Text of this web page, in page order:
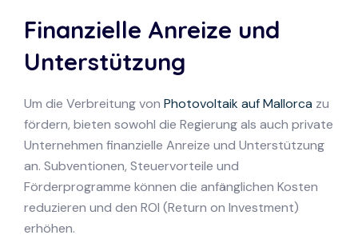
Finanzielle Anreize und
Unterstützung
Um die Verbreitung von Photovoltaik auf Mallorca zu
fördern, bieten sowohl die Regierung als auch private
Unternehmen finanzielle Anreize und Unterstützung
an. Subventionen, Steuervorteile und
Förderprogramme können die anfänglichen Kosten
reduzieren und den ROI (Return on Investment)
erhöhen.